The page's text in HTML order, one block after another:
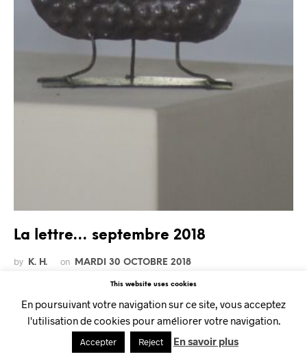
La lettre… septembre 2018
by K. H. on MARDI 30 OCTOBRE 2018
Cliquez sur l’image pour lire la lettre :
CONTINUE READING
This website uses cookies
En poursuivant votre navigation sur ce site, vous acceptez
l'utilisation de cookies pour améliorer votre navigation.
Accepter Reject En savoir plus